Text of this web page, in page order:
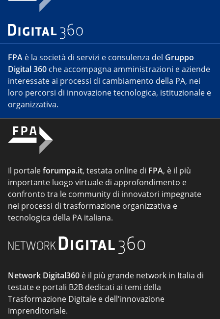
FPA è la società di servizi e consulenza del Gruppo
Digital 360 che accompagna amministrazioni e aziende
interessate ai processi di cambiamento della PA, nei
loro percorsi di innovazione tecnologica, istituzionale e
organizzativa.
Il portaleforumpa.it, testata online di FPA, è il più
importante luogo virtuale di approfondimento e
confronto tra le community di innovatori impegnate
nei processi di trasformazione organizzativa e
tecnologica della PA italiana.
Network Digital360 è il più grande network in Italia di
testate e portali B2B dedicati ai temi della
Trasformazione Digitale e dell'innovazione
Imprenditoriale.